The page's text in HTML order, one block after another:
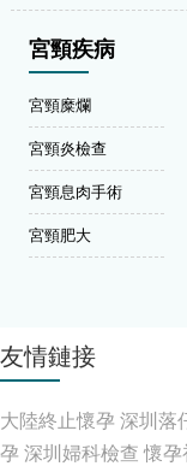
宮頸疾病
宮頸糜爛
宮頸炎檢查
宮頸息肉手術
宮頸肥大
友情鏈接
大陸終止懷孕 深圳落
孕 深圳婦科檢查 懷孕